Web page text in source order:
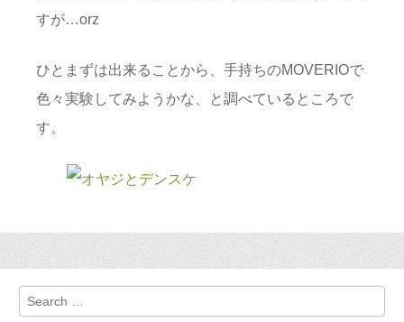
すが…orz
ひとまずは出来ることから、手持ちのMOVERIOで
色々実験してみようかな、と調べているところで
す。
Search